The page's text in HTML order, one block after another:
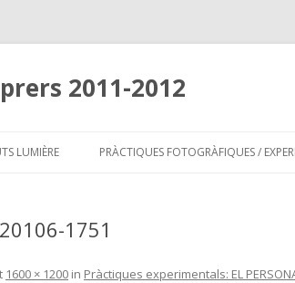
2011-2012
LUMIÈRE PRÀCTIQUES FOTOGRÀFIQUES /
1751
1600 × 1200 in Pràctiques experimentals: EL